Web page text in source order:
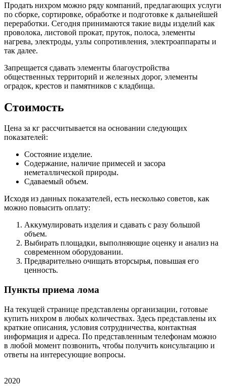
Продать нихром можно ряду компаний, предлагающих услуги
по сборке, сортировке, обработке и подготовке к дальнейшей
переработки. Сегодня принимаются такие виды изделий как
проволока, листовой прокат, пруток, полоса, элементы
нагрева, электроды, узлы сопротивления, электроаппараты и
так далее.
Запрещается сдавать элементы благоустройства
общественных территорий и железных дорог, элементы
оградок, крестов и памятников с кладбища.
Стоимость
Цена за кг рассчитывается на основании следующих
показателей:
Состояние изделие.
Содержание, наличие примесей и засора
неметаллической природы.
Сдаваемый объем.
Исходя из данных показателей, есть несколько советов, как
можно повысить оплату:
Аккумулировать изделия и сдавать с разу большой
объем.
Выбирать площадки, выполняющие оценку и анализ на
современном оборудовании.
Предварительно очищать вторсырья, повышая его
ценность.
Пункты приема лома
На текущей странице представлены организации, готовые
купить нихром в любых количествах. Здесь представлены их
краткие описания, условия сотрудничества, контактная
информация и адреса. По представленным телефонам можно
в любой момент позвонить, чтобы получить консультацию и
ответы на интересующие вопросы.
2020